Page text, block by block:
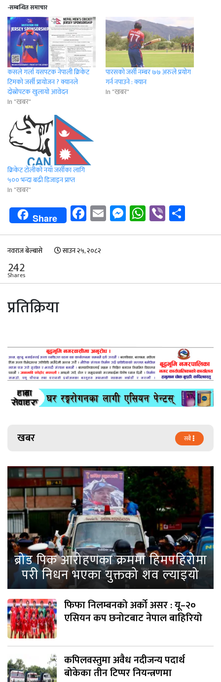
-सम्बन्धित समाचार
कसले गर्ला यसपटक नेपाली क्रिकेट
टिमको जर्सी प्रायोजन ? क्यानले
दोस्रोपटक खुलायो आवेदन
In "खबर"
पारसको जर्सी नम्बर ७७ अरुले प्रयोग
गर्न नपाउने : क्यान
In "खबर"
क्रिकेट टोलीको नयाँ जर्सीका लागि
५०० भन्दा बढी डिजाइन प्राप्त
In "खबर"
Share Facebook
EmailMessenger
WhatsApp
Viber
नवराज बेल्बासे साउन २५, २०८२
242
Shares
प्रतिक्रिया
खबर सबै
ब्रोड पिक आरोहणका क्रममा हिमपहिरोमा
परी निधन भएका युक्तको शव ल्याइयो
फिफा निलम्बनको अर्को असर : यू–२०
एसियन कप छनोटबाट नेपाल बाहिरियो
कपिलवस्तुमा अवैध नदीजन्य पदार्थ
बोकेका तीन टिप्पर नियन्त्रणमा